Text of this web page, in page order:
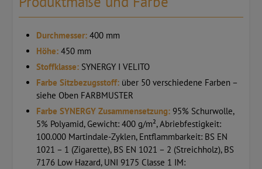
Durchmesser: 400 mm
Höhe: 450 mm
Stoffklasse: SYNERGY I VELITO
Farbe Sitzbezugsstoff: über 50 verschiedene Farben –
siehe Oben FARBMUSTER
Farbe SYNERGY Zusammensetzung: 95% Schurwolle,
5% Polyamid, Gewicht: 400 g/m², Abriebfestigkeit:
100.000 Martindale-Zyklen, Entflammbarkeit: BS EN
1021 – 1 (Zigarette), BS EN 1021 – 2 (Streichholz), BS
7176 Low Hazard, UNI 9175 Classe 1 IM: